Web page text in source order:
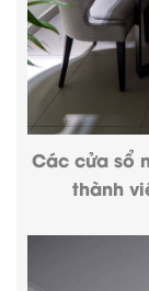
Các cửa sổ
thành